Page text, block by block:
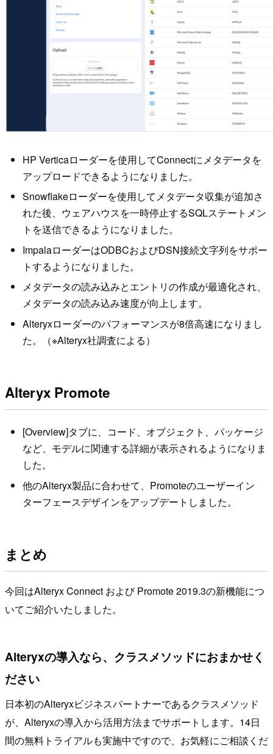
HP Verticaローダーを使用してConnectにメタデータを
アップロードできるようになりました。
Snowflakeローダーを使用してメタデータ収集が追加さ
れた後、ウェアハウスを一時停止するSQLステートメン
トを送信できるようになりました。
ImpalaローダーはODBCおよびDSN接続文字列をサポー
トするようになりました。
メタデータの読み込みとエントリの作成が最適化され、
メタデータの読み込み速度が向上します。
Alteryxローダーのパフォーマンスが8倍高速になりまし
た。（※Alteryx社調査による）
Alteryx Promote
[Overview]タブに、コード、オブジェクト、パッケージ
など、モデルに関連する詳細が表示されるようになりま
した。
他のAlteryx製品に合わせて、Promoteのユーザーイン
ターフェースデザインをアップデートしました。
まとめ
今回はAlteryx Connect および Promote 2019.3の新機能につ
いてご紹介いたしました。
Alteryxの導入なら、クラスメソッドにおまかせく
ださい
日本初のAlteryxビジネスパートナーであるクラスメソッド
が、Alteryxの導入から活用方法までサポートします。14日
間の無料トライアルも実施中ですので、お気軽にご相談くだ